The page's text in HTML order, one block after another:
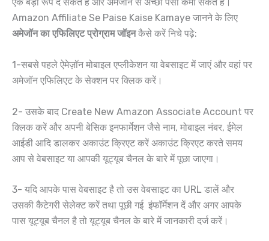
एक बड़ा रूप दे सकते हैं और अमेजॉन से अच्छा पैसा कमा सकते हैं।
Amazon Affiliate Se Paise Kaise Kamaye जानने के लिए
अमेजॉन का एफिलिएट प्रोग्राम जॉइनकैसे करें निचे पढ़े:
1-सबसे पहले ऐमेज़ॉन मोबाइल एप्लीकेशन या वेबसाइट में जाएं और वहां पर
अमेजॉन एफिलिएट के सेक्शन पर क्लिक करें।
2- उसके बाद Create New Amazon Associate Account पर
क्लिक करें और अपनी बेसिक इनफार्मेशन जैसे नाम, मोबाइल नंबर, ईमेल
आईडी आदि डालकर अकाउंट क्रिएट करें अकाउंट क्रिएट करते समय
आप से वेबसाइट या आपकी यूट्यूब चैनल के बारे में पूछा जाएगा।
3- यदि आपके पास वेबसाइट है तो उस वेबसाइट का URL डालें और
उसकी कैटेगरी सेलेक्ट करें तथा पूछी गई इंफॉर्मेशन दें और अगर आपके
पास यूट्यूब चैनल है तो यूट्यूब चैनल के बारे में जानकारी दर्ज करें।